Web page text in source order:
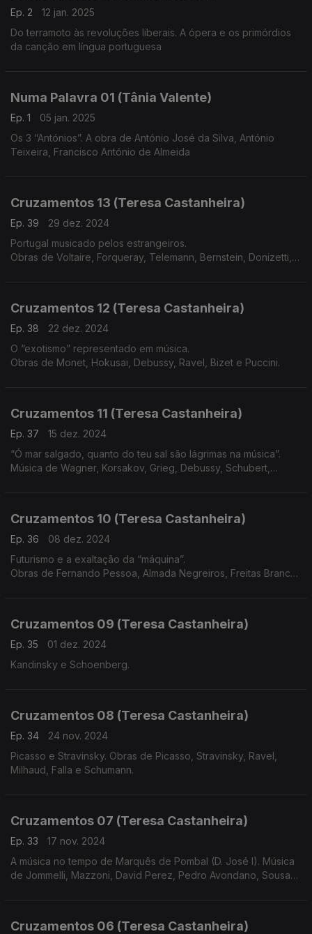
Ep. 2
12 jan. 2025
Do terramoto às revoluções liberais. A ópera e os primórdios
da canção em língua portuguesa
Numa Palavra 01 (Tânia Valente)
Ep. 1
05 jan. 2025
Os 3 “Antónios”. A obra de António José da Silva, António
Teixeira, Francisco António de Almeida
Cruzamentos 13 (Teresa Castanheira)
Ep. 39
29 dez. 2024
Portugal musicado pelos estrangeiros.
Obras de Voltaire, Forqueray, Telemann, Bernstein, Donizetti,
Cruzamentos 12 (Teresa Castanheira)
Ep. 38
22 dez. 2024
O “exotismo” representado em música.
Obras de Monet, Hokusai, Debussy, Ravel, Bizet e Puccini.
Cruzamentos 11 (Teresa Castanheira)
Ep. 37
15 dez. 2024
“Ó mar salgado, quanto do teu sal são lágrimas na música”.
Música de Wagner, Korsakov, Grieg, Debussy, Schubert,
Cruzamentos 10 (Teresa Castanheira)
Ep. 36
08 dez. 2024
Futurismo e a exaltação da “máquina”.
Obras de Fernando Pessoa, Almada Negreiros, Freitas Branco,
Cruzamentos 09 (Teresa Castanheira)
Ep. 35
01 dez. 2024
Kandinsky e Schoenberg.
Cruzamentos 08 (Teresa Castanheira)
Ep. 34
24 nov. 2024
Picasso e Stravinsky. Obras de Picasso, Stravinsky, Ravel,
Milhaud, Falla e Schumann.
Cruzamentos 07 (Teresa Castanheira)
Ep. 33
17 nov. 2024
A música no tempo de Marquês de Pombal (D. José I). Música
de Jommelli, Mazzoni, David Perez, Pedro Avondano, Sousa
Cruzamentos 06 (Teresa Castanheira)